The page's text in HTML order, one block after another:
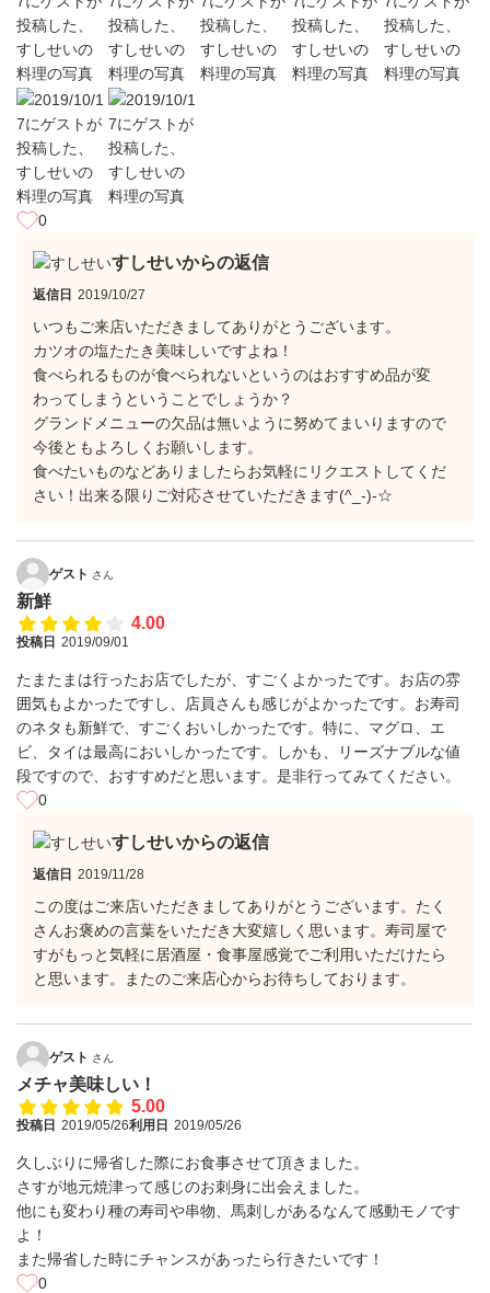
0
すしせいからの返信
返信日 2019/10/27
いつもご来店いただきましてありがとうございます。
カツオの塩たたき美味しいですよね！
食べられるものが食べられないというのはおすすめ品が変
わってしまうということでしょうか？
グランドメニューの欠品は無いように努めてまいりますので
今後ともよろしくお願いします。
食べたいものなどありましたらお気軽にリクエストしてくだ
さい！出来る限りご対応させていただきます(^_-)-☆
ゲスト さん
新鮮
4.00
投稿日 2019/09/01
たまたまは行ったお店でしたが、すごくよかったです。お店の雰
囲気もよかったですし、店員さんも感じがよかったです。お寿司
のネタも新鮮で、すごくおいしかったです。特に、マグロ、エ
ビ、タイは最高においしかったです。しかも、リーズナブルな値
段ですので、おすすめだと思います。是非行ってみてください。
0
すしせいからの返信
返信日 2019/11/28
この度はご来店いただきましてありがとうございます。たく
さんお褒めの言葉をいただき大変嬉しく思います。寿司屋で
すがもっと気軽に居酒屋・食事屋感覚でご利用いただけたら
と思います。またのご来店心からお待ちしております。
ゲスト さん
メチャ美味しい！
5.00
投稿日 2019/05/26利用日 2019/05/26
久しぶりに帰省した際にお食事させて頂きました。
さすが地元焼津って感じのお刺身に出会えました。
他にも変わり種の寿司や串物、馬刺しがあるなんて感動モノです
よ！
また帰省した時にチャンスがあったら行きたいです！
0